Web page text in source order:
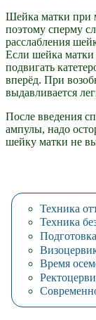
Шейка матки при
поэтому сперму
расслабления
Если шейка матки
подвигать
вперёд. При
выдавливается
После введения
ампулы, надо
шейку матки не
Техника
Техника
Время